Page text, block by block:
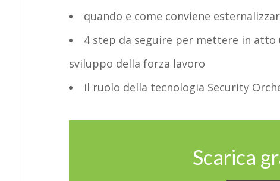
quando e come conviene
4 step da seguire per mettere in atto
sviluppo della forza lavoro
il ruolo della tecnologia Security
Scarica